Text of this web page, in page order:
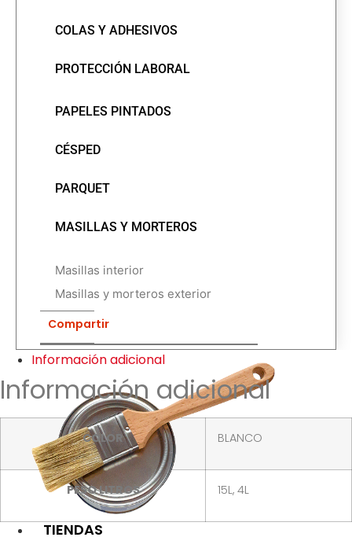
COLAS Y ADHESIVOS
PROTECCIÓN LABORAL
PAPELES PINTADOS
CÉSPED
PARQUET
MASILLAS Y MORTEROS
Masillas interior
Masillas y morteros exterior
TIENDAS
Compartir
Información adicional
Información adicional
COLOR BLANCO
PESO LITROS 15L, 4L